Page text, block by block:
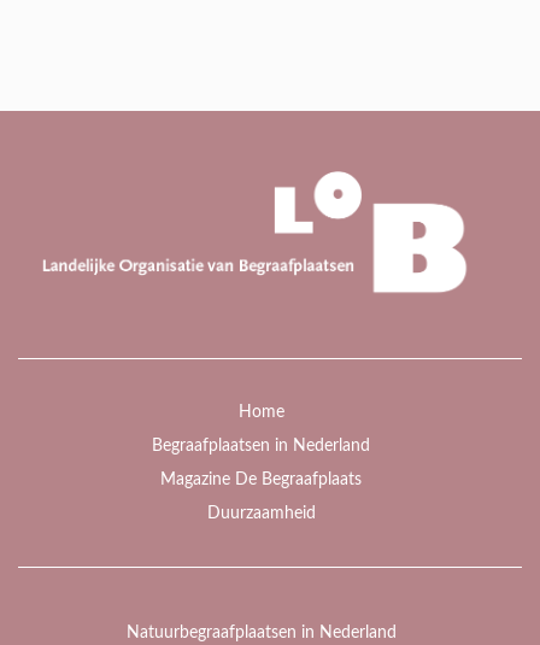
Home
Begraafplaatsen in Nederland
Magazine De Begraafplaats
Duurzaamheid
Natuurbegraafplaatsen in Nederland